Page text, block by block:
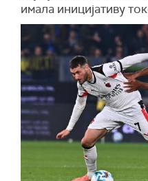
имала иницијативу